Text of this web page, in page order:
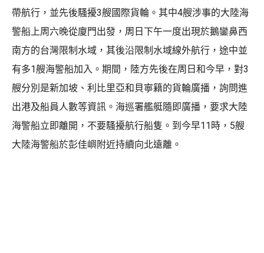
帶航行，並先後騷擾3艘國際貨輪。其中4艘涉事的大陸海
警船上周六晚從廈門出發，周日下午一度出現於鵝鑾鼻西
南方的台灣限制水域，其後沿限制水域線外航行，途中並
有多1艘海警船加入。期間，陸方先後在周日和今早，對3
艘分別是新加坡、利比里亞和貝寧籍的貨輪廣播，詢問進
出港及船員人數等資訊。海巡署艦艇隨即廣播，要求大陸
海警船立即離開，不要騷擾航行船隻。到今早11時，5艘
大陸海警船於彭佳嶼附近持續向北遠離。